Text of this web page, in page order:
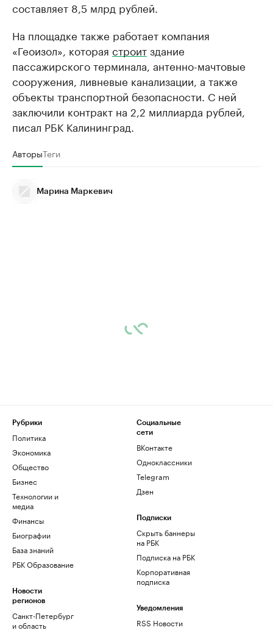
составляет 8,5 млрд рублей.
На площадке также работает компания
«Геоизол», которая строитздание
пассажирского терминала, антенно-мачтовые
сооружения, ливневые канализации, а также
объекты транспортной безопасности. С ней
заключили контракт на 2,2 миллиарда рублей,
писал РБК Калининград.
АвторыТеги
Марина Маркевич
Рубрики
Политика
Экономика
Общество
Бизнес
Технологии и
медиа
Финансы
Биографии
База знаний
РБК Образование
Новости
регионов
Санкт-Петербург
и область
Социальные
сети
ВКонтакте
Одноклассники
Telegram
Дзен
Подписки
Скрыть баннеры
на РБК
Подписка на РБК
Корпоративная
подписка
Уведомления
RSS Новости